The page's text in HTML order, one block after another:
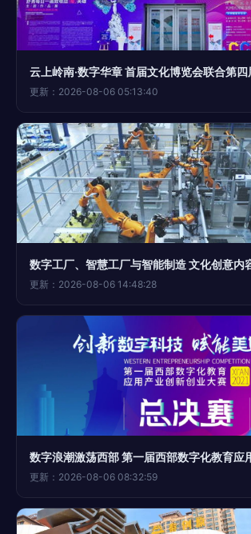
更新：2026-08-06 05:13:40
更新：2026-08-06 14:48:28
更新：2026-08-06 08:32:59